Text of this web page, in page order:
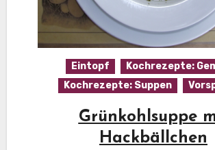
Eintopf
Kochrezepte:
Kochrezepte: Suppen
Grünkohlsuppe
Hackbällchen